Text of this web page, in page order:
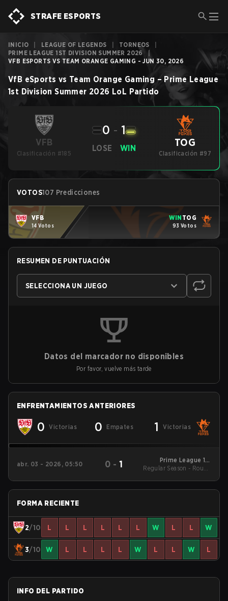
STRAFE ESPORTS
INICIO LEAGUE OF LEGENDS TORNEOS
PRIME LEAGUE 1ST DIVISION SUMMER 2026
|
VFB ESPORTS VS TEAM ORANGE GAMING - JUN 30, 2026
VfB eSports vs Team Orange Gaming – Prime League
1st Division Summer 2026 LoL Partido
VFB
Clasificación #185
LOSE
0 - 1
WIN TOG
Clasificación #97
VOTOS107 Predicciones
VFB
14 Votos
WIN TOG
93 Votos
RESUMEN DE PUNTUACIÓN
SELECCIONA UN JUEGO
Datos del marcador no disponibles
Por favor, vuelve más tarde
ENFRENTAMIENTOS ANTERIORES
0 Victorias 0 Empates 1 Victorias
abr. 03 - 2026, 05:50 0 -1
Prime League 1st
Division - Prime
Regular Season - Round
FORMA RECIENTE
2/10 L L L L L L W L L W
3/10 W L L L L W L L W L
INFO DEL PARTIDO